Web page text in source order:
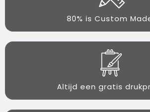
80% is Custom
Altijd een gratis